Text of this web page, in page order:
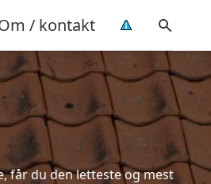
/ kontakt
får du den letteste og mest